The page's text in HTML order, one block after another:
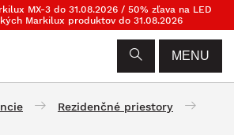
MX-3 do 31.08.2026 / 50% zľava na LED
Markilux produktov do 31.08.2026
MENU
Rezidenčné priestory